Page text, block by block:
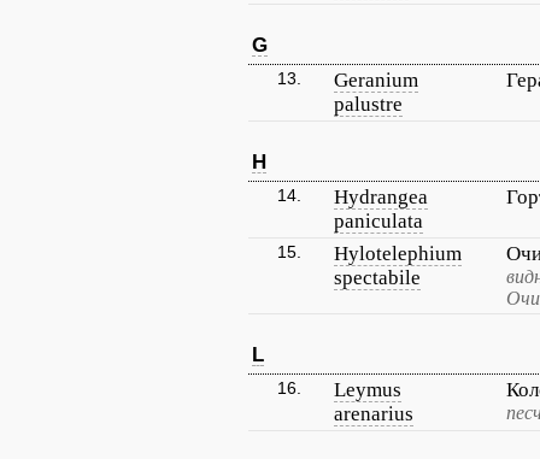
G
13.
Geranium
palustre
H
14.
Hydrangea
paniculata
15.
Hylotelephium
spectabile
L
16.
Leymus
arenarius